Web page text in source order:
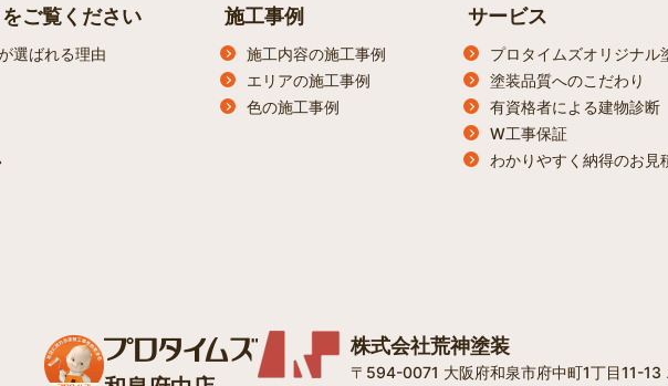
ご覧ください
選ばれる理由
施工事例
施工内容の施工事例
エリアの施工事例
色の施工事例
サービス
プロタイムズオリジナル
塗装品質へのこだわり
有資格者による建物診断
W工事保証
わかりやすく納得のお見
株式会社荒神塗装
〒594-0071 大阪府和泉市府中町1丁目11-13